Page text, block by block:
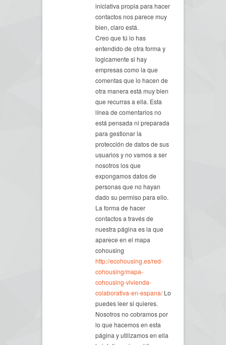
iniciativa propia para hacer
contactos nos parece muy
bien, claro está.
Creo que tú lo has
entendido de otra forma y
logicamente si hay
empresas como la que
comentas que lo hacen de
otra manera está muy bien
que recurras a ella. Esta
línea de comentarios no
está pensada ni preparada
para gestionar la
protección de datos de sus
usuarios y no vamos a ser
nosotros los que
expongamos datos de
personas que no hayan
dado su permiso para ello.
La forma de hacer
contactos a través de
nuestra página es la que
aparece en el mapa
cohousing
http://ecohousing.es/red-
cohousing/mapa-
cohousing-vivienda-
colaborativa-en-espana/Lo
puedes leer si quieres.
Nosotros no cobramos por
lo que hacemos en esta
página y utilizamos en ella